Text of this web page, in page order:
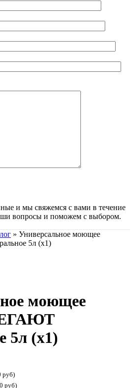
и мы свяжемся с вами в течение
вопросы и поможем с выбором.
» Универсальное моющее
5л (х1)
моющее
5л (х1)
руб)
руб)